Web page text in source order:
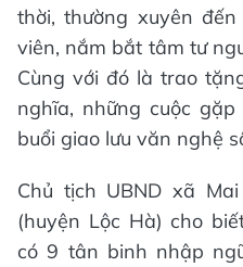
thời, thường xuyên
viên, nắm bắt tâm tư
Cùng với đó là trao
nghĩa, những cuộc
buổi giao lưu văn nghệ
Chủ tịch UBND xã
(huyện Lộc Hà) cho
có 9 tân binh nhập